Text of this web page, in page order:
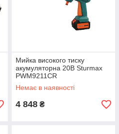
Мийка високого тиску
акумуляторна 20В Sturmax
PWM9211CR
Немає в наявності
4 848 ₴